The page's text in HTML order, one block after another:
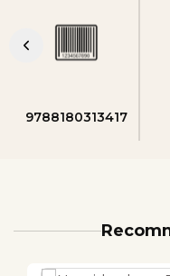
9788180313417